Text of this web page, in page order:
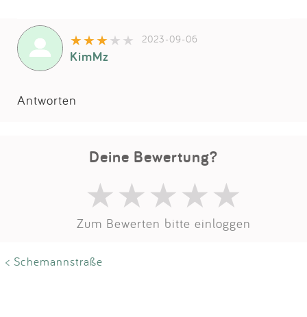
Impressum
Anmelden
2023-09-06
KimMz
Antworten
Deine Bewertung?
Zum Bewerten bitte einloggen
< Schemannstraße